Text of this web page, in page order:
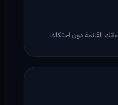
القائمة دون احتكاك.